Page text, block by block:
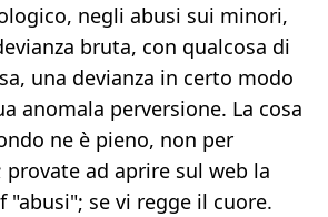
negli abusi sui minori,
bruta, con qualcosa di
una devianza in certo modo
anomala perversione. La cosa
ne è pieno, non per
ad aprire sul web la
"abusi"; se vi regge il cuore.